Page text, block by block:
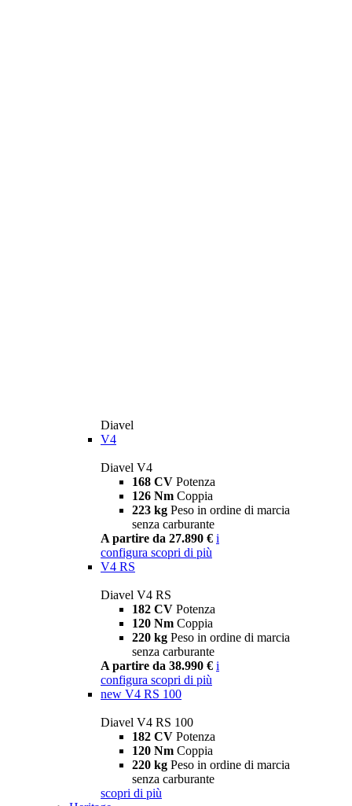
Diavel
V4
Diavel V4
168 CV Potenza
126 Nm Coppia
223 kg Peso in ordine di marcia
senza carburante
A partire da 27.890 € i
configura scopri di più
V4 RS
Diavel V4 RS
182 CV Potenza
120 Nm Coppia
220 kg Peso in ordine di marcia
senza carburante
A partire da 38.990 € i
configura scopri di più
new V4 RS 100
Diavel V4 RS 100
182 CV Potenza
120 Nm Coppia
220 kg Peso in ordine di marcia
senza carburante
scopri di più